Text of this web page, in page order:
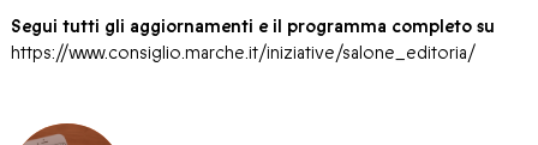
Segui tutti gli aggiornamenti e il programma completo su
https://www.consiglio.marche.it/iniziative/salone_editoria/